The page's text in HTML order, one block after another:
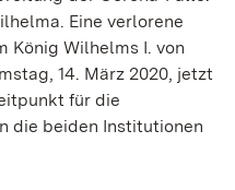
Eine verlorene
König Wilhelms I. von
14. März 2020, jetzt
für die
die beiden Institutionen